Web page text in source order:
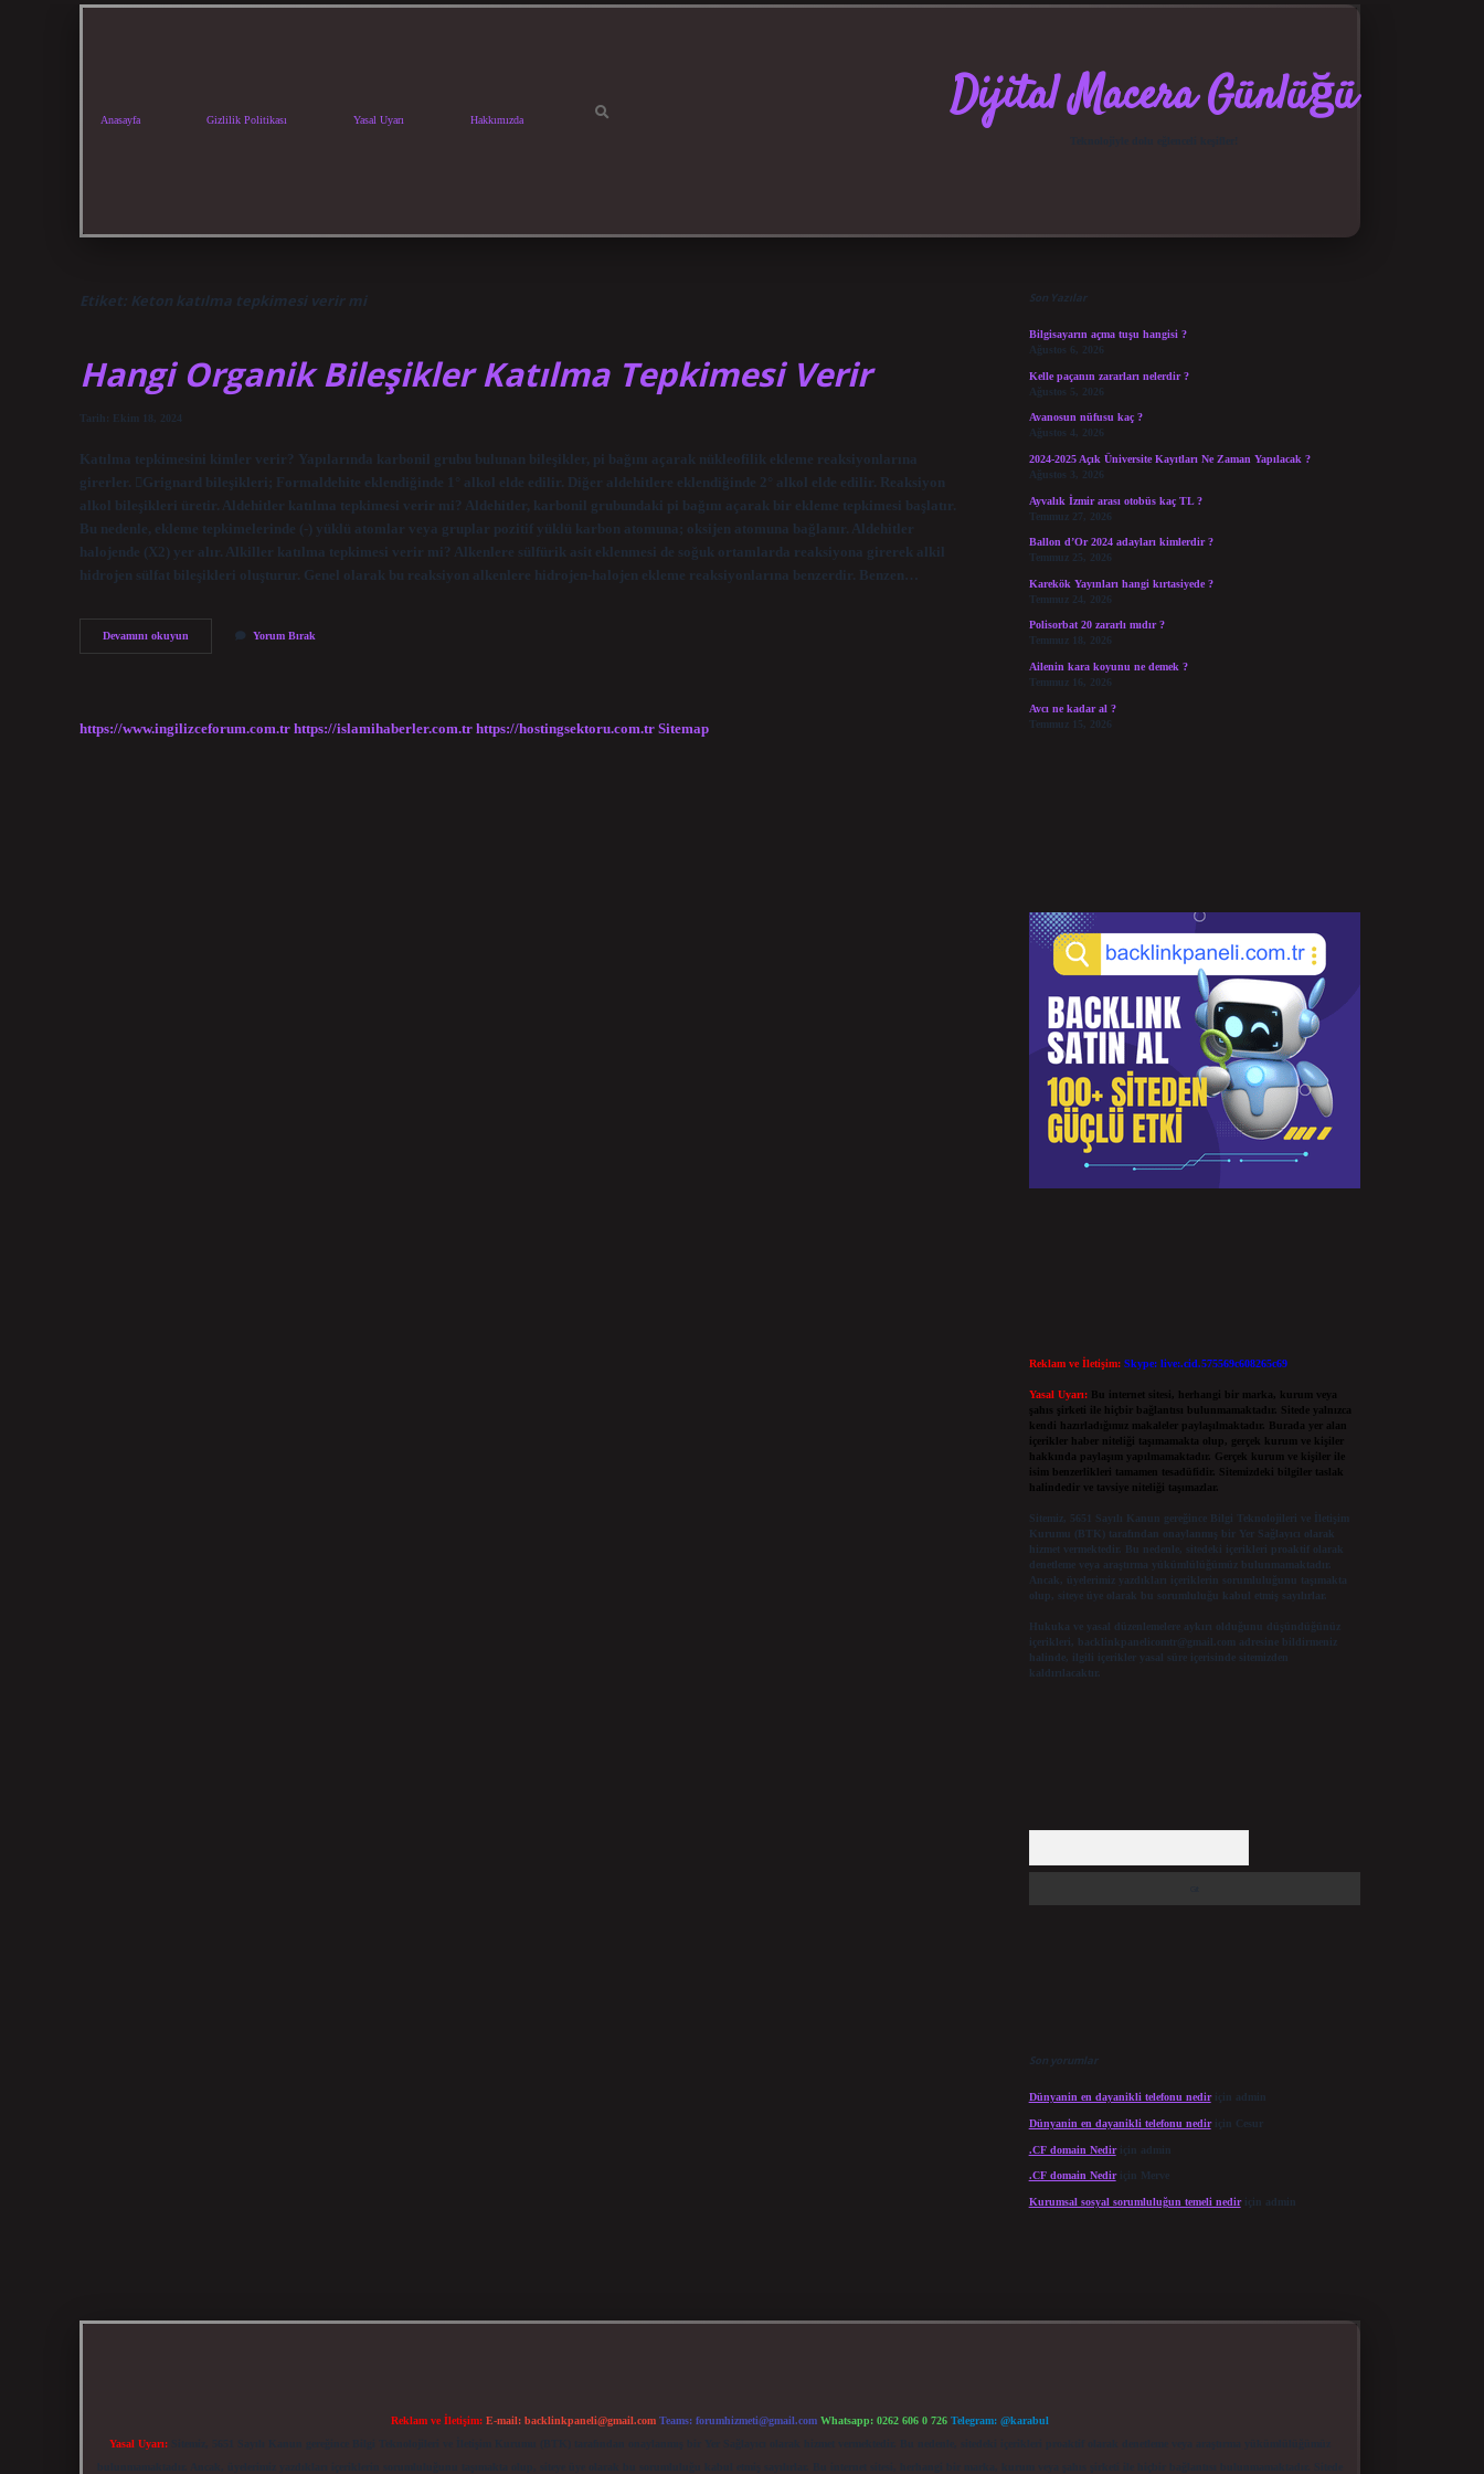
Anasayfa Gizlilik Politikası Yasal Uyarı Hakkımızda Dijital Macera Günlüğü
Etiket: Keton katılma tepkimesi verir mi
Hangi Organik Bileşikler Katılma Tepkimesi Verir
Tarih: Ekim 18, 2024
Katılma tepkimesini kimler verir? Yapılarında karbonil grubu bulunan bileşikler, pi bağını açarak nükleofilik ekleme reaksiyonlarına
girerler. Grignard bileşikleri; Formaldehite eklendiğinde 1° alkol elde edilir. Diğer aldehitlere eklendiğinde 2° alkol elde edilir. Reaksiyon
alkol bileşikleri üretir. Aldehitler katılma tepkimesi verir mi? Aldehitler, karbonil grubundaki pi bağını açarak bir ekleme tepkimesi başlatır.
Bu nedenle, ekleme tepkimelerinde (-) yüklü atomlar veya gruplar pozitif yüklü karbon atomuna; oksijen atomuna bağlanır. Aldehitler
halojende (X2) yer alır. Alkiller katılma tepkimesi verir mi? Alkenlere sülfürik asit eklenmesi de soğuk ortamlarda reaksiyona girerek alkil
hidrojen sülfat bileşikleri oluşturur. Genel olarak bu reaksiyon alkenlere hidrojen-halojen ekleme reaksiyonlarına benzerdir. Benzen…
Devamını okuyun
Organik
Yorum Bırak
https://www.ingilizceforum.com.tr https://islamihaberler.com.tr https://hostingsektoru.com.tr Sitemap
Son Yazılar
Bilgisayarın açma tuşu hangisi ?
Ağustos 6, 2026
Kelle paçanın zararları nelerdir ?
Ağustos 5, 2026
Avanosun nüfusu kaç ?
Ağustos 4, 2026
2024-2025 Açık Üniversite Kayıtları Ne Zaman Yapılacak ?
Ağustos 3, 2026
Ayvalık İzmir arası otobüs kaç TL ?
Temmuz 27, 2026
Ballon d’Or 2024 adayları kimlerdir ?
Temmuz 25, 2026
Karekök Yayınları hangi kırtasiyede ?
Temmuz 24, 2026
Polisorbat 20 zararlı mıdır ?
Temmuz 18, 2026
Ailenin kara koyunu ne demek ?
Temmuz 16, 2026
Avcı ne kadar al ?
Temmuz 15, 2026
Reklam ve İletişim: Skype: live:.cid.575569c608265c69
Yasal Uyarı:
Bu internet sitesi, herhangi bir marka, kurum veya
şahıs şirketi ile hiçbir bağlantısı bulunmamaktadır. Sitede yalnızca
kendi hazırladığımız makaleler paylaşılmaktadır. Burada yer alan
içerikler haber niteliği taşımamakta olup, gerçek kurum ve kişiler
hakkında paylaşım yapılmamaktadır. Gerçek kurum ve kişiler ile
isim benzerlikleri tamamen tesadüfidir. Sitemizdeki bilgiler taslak
halindedir ve tavsiye niteliği taşımazlar.
Sitemiz, 5651 Sayılı Kanun gereğince Bilgi Teknolojileri ve İletişim
Kurumu (BTK) tarafından onaylanmış bir Yer Sağlayıcı olarak
hizmet vermektedir. Bu nedenle, sitedeki içerikleri proaktif olarak
denetleme veya araştırma yükümlülüğümüz bulunmamaktadır.
Ancak, üyelerimiz yazdıkları içeriklerin sorumluluğunu taşımakta
olup, siteye üye olarak bu sorumluluğu kabul etmiş sayılırlar.
Hukuka ve yasal düzenlemelere aykırı olduğunu düşündüğünüz
içerikleri,
backlinkpanelicomtr@gmail.comadresine bildirmeniz
halinde, ilgili içerikler yasal süre içerisinde sitemizden
kaldırılacaktır.
Son yorumlar
Dünyanin en dayanikli telefonu nediriçin admin
Dünyanin en dayanikli telefonu nediriçin Cesur
.CF domain Nediriçin admin
.CF domain Nediriçin Merve
Kurumsal sosyal sorumluluğun temeli nediriçin admin
Reklam ve İletişim: E-mail: backlinkpaneli@gmail.com Teams: forumhizmeti@gmail.com Whatsapp: 0262 606 0 726 Telegram: @karabul
Yasal Uyarı: